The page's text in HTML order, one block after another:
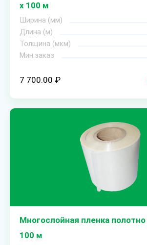
х 100 м
Ширина (мм)
Длина (м)
Толщина (мкм)
Мин.заказ
7 700.00 ₽
Многослойная пленка
100 м